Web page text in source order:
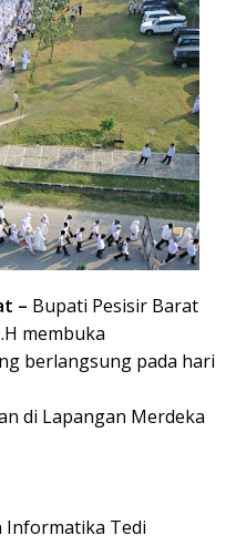
– Bupati Pesisir Barat
membuka
berlangsung pada hari
di Lapangan Merdeka
Informatika Tedi